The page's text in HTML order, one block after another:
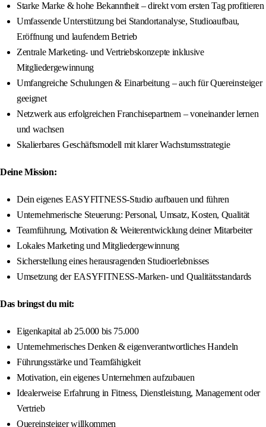
Starke Marke & hohe Bekanntheit – direkt vom ersten Tag profitieren
Umfassende Unterstützung bei Standortanalyse, Studioaufbau,
Eröffnung und laufendem Betrieb
Zentrale Marketing- und Vertriebskonzepte inklusive
Mitgliedergewinnung
Umfangreiche Schulungen & Einarbeitung – auch für Quereinsteiger
geeignet
Netzwerk aus erfolgreichen Franchisepartnern – voneinander lernen
und wachsen
Skalierbares Geschäftsmodell mit klarer Wachstumsstrategie
Deine Mission:
Dein eigenes EASYFITNESS-Studio aufbauen und führen
Unternehmerische Steuerung: Personal, Umsatz, Kosten, Qualität
Teamführung, Motivation & Weiterentwicklung deiner Mitarbeiter
Lokales Marketing und Mitgliedergewinnung
Sicherstellung eines herausragenden Studioerlebnisses
Umsetzung der EASYFITNESS-Marken- und Qualitätsstandards
Das bringst du mit:
Eigenkapital ab 25.000 bis 75.000
Unternehmerisches Denken & eigenverantwortliches Handeln
Führungsstärke und Teamfähigkeit
Motivation, ein eigenes Unternehmen aufzubauen
Idealerweise Erfahrung in Fitness, Dienstleistung, Management oder
Vertrieb
Quereinsteiger willkommen